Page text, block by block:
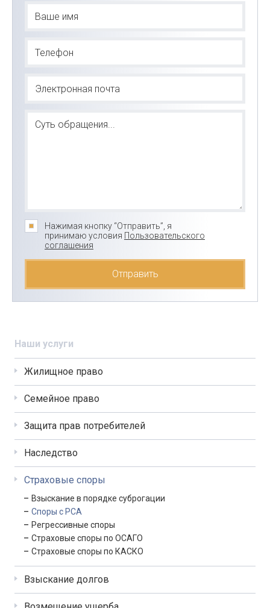
Нажимая кнопку “Отправить”, я
принимаю условия Пользовательского
соглашения
Наши услуги
Жилищное право
Семейное право
Защита прав потребителей
Наследство
Страховые споры
Взыскание в порядке суброгации
Споры с РСА
Регрессивные споры
Страховые споры по ОСАГО
Страховые споры по КАСКО
Взыскание долгов